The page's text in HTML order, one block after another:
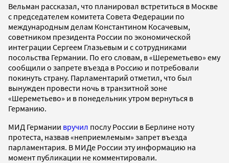
Вельман рассказал, что планировал встретиться в Москве
с председателем комитета Совета Федерации по
международным делам Константином Косачевым,
советником президента России по экономической
интеграции Сергеем Глазьевым и с сотрудниками
посольства Германии. По его словам, в «Шереметьево» ему
сообщили о запрете въезда в Россию и потребовали
покинуть страну. Парламентарий отметил, что был
вынужден провести ночь в транзитной зоне
«Шереметьево» и в понедельник утром вернуться в
Германию.
МИД Германии вручил послу России в Берлине ноту
протеста, назвав «неприемлемым» запрет въезда
парламентария. В МИДе России эту информацию на
момент публикации не комментировали.